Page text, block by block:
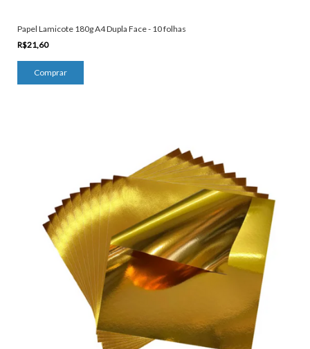
Papel Lamicote 180g A4 Dupla Face - 10 folhas
R$21,60
Comprar